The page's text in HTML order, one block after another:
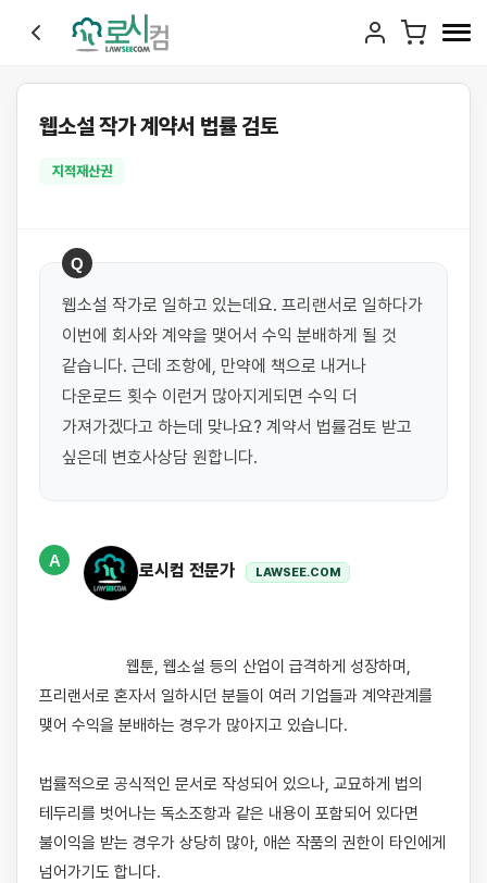
웹소설 작가 계약서 법률 검토
지적재산권
Q
웹소설 작가로 일하고 있는데요. 프리랜서로 일하다가
이번에 회사와 계약을 맺어서 수익 분배하게 될 것
같습니다. 근데 조항에, 만약에 책으로 내거나
다운로드 횟수 이런거 많아지게되면 수익 더
가져가겠다고 하는데 맞나요? 계약서 법률검토 받고
싶은데 변호사상담 원합니다.
A
로시컴 전문가 LAWSEE.COM
프리랜서로 혼자서 일하시던 분들이 여러 기업들과 계약관계를
맺어 수익을 분배하는 경우가 많아지고 있습니다.
법률적으로 공식적인 문서로 작성되어 있으나, 교묘하게 법의
테두리를 벗어나는 독소조항과 같은 내용이 포함되어 있다면
불이익을 받는 경우가 상당히 많아, 애쓴 작품의 권한이 타인에게
넘어가기도 합니다.